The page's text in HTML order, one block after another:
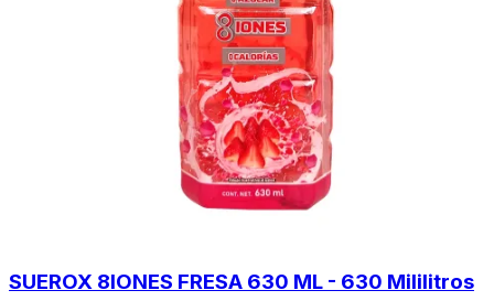
SUEROX 8IONES FRESA 630 ML - 630 Mililitros